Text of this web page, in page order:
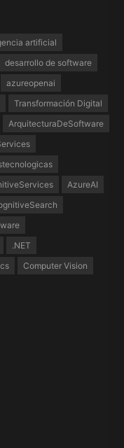
artificial
desarrollo de software
azureopenai
Transformación Digital
ArquitecturaDeSoftware
AzureAI
.NET
Computer Vision